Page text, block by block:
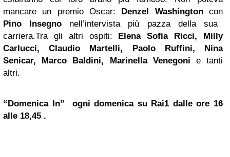
mancare un premio Oscar: Denzel Washingtoncon
Pino Insegno nell’intervista più pazza della sua
carriera.Tra gli altri ospiti: Elena Sofia Ricci, Milly
Carlucci, Claudio Martelli, Paolo Ruffini, Nina
Senicar, Marco Baldini, Marinella Venegoni e tanti
altri.
“Domenica In” ogni domenica su Rai1 dalle ore 16
alle 18,45 .